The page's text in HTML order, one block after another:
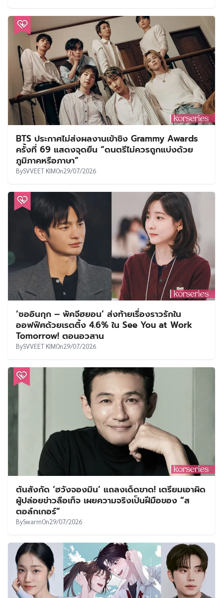
BTS ประกาศไม่ส่งผลงานเข้าชิง Grammy Awards
ครั้งที่ 69 แสดงจุดยืน “ดนตรีไม่ควรถูกแบ่งด้วย
ภูมิภาคหรือภาษา”
BySVVEET KIMOn29/07/2026
‘ซออินกุก – พัคจีฮยอน’ ส่งท้ายเรื่องราวรักใน
ออฟฟิศด้วยเรตติ้ง 4.6% ใน See You at Work
Tomorrow! ตอนอวสาน
BySVVEET KIMOn29/07/2026
ต้นสังกัด ‘ฮวังจองมิน’ แถลงเด็ดขาด! เตรียมเอาผิด
ผู้ปล่อยข่าวลือเท็จ เผยความจริงเป็นฝีมือของ “ส
ตอล์กเกอร์”
BySwarmOn29/07/2026